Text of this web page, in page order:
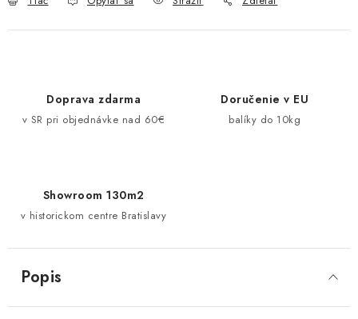
Doprava zdarma
v SR pri objednávke nad 60€
Doručenie v EU
balíky do 10kg
Showroom 130m2
v historickom centre Bratislavy
Popis